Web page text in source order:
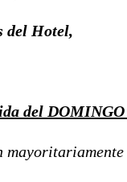
del Hotel,
del
mayoritariamente